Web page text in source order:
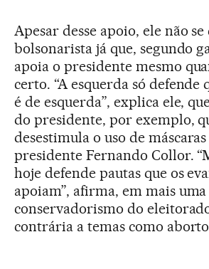
Apesar desse apoio, ele não se
bolsonarista já que, segundo
apoia o presidente mesmo
certo. “A esquerda só defende
é de esquerda”, explica ele,
do presidente, por exemplo,
desestimula o uso de
presidente Fernando Collor.
hoje defende pautas que os
apoiam”, afirma, em mais
conservadorismo do
contrária a temas como